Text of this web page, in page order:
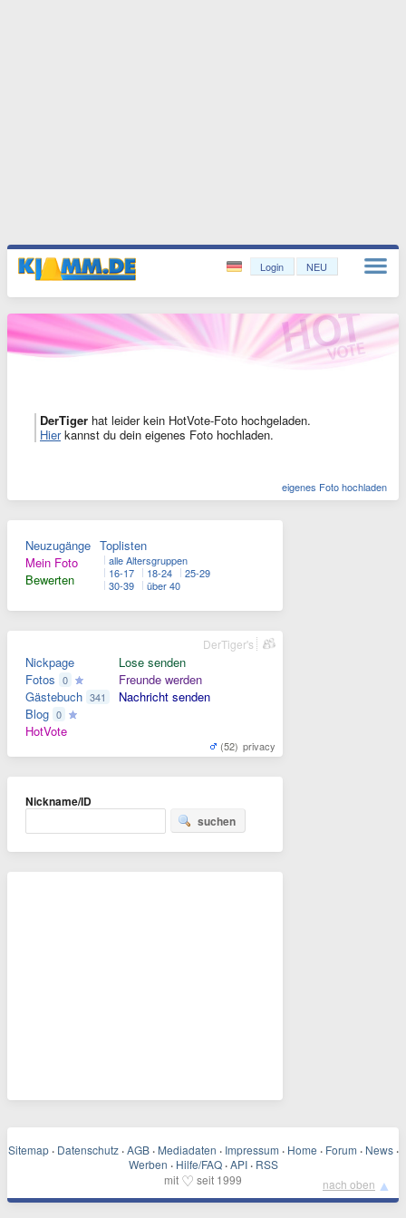
Login NEU
DerTiger hat leider kein HotVote-Foto hochgeladen.
Hierkannst du dein eigenes Foto hochladen.
eigenes Foto hochladen
Neuzugänge
Mein Foto
Bewerten
Toplisten
alle Altersgruppen
16-17
18-24
25-29
30-39
über 40
Nickpage
Fotos 0
Gästebuch 341
Blog 0
HotVote
Lose senden
Freunde werden
Nachricht senden
(52) privacy
DerTiger's
Nickname/ID
suchen
Sitemap · Datenschutz · AGB · Mediadaten · Impressum · Home · Forum · News ·
Werben · Hilfe/FAQ · API · RSS
mit ♡ seit 1999 nach oben ▲